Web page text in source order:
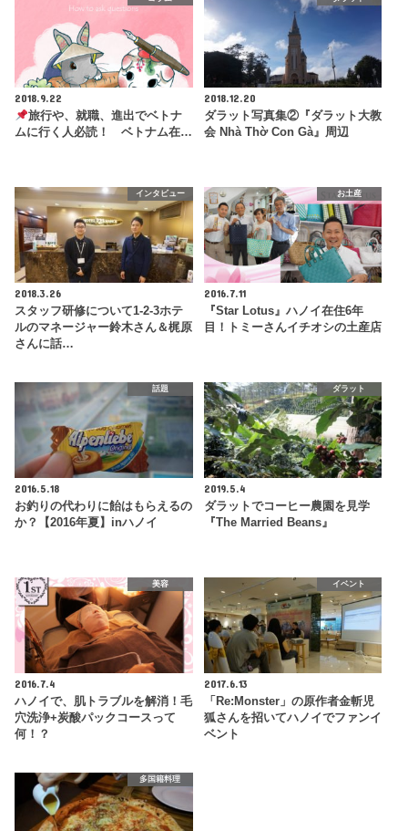
2018.9.22
旅行や、就職、進出でベトナ
ムに行く人必読！ ベトナム在…
2018.12.20
ダラット写真集②『ダラット大教
会 Nhà Thờ Con Gà』周辺
インタビュー
2018.3.26
スタッフ研修について1-2-3ホテ
ルのマネージャー鈴木さん＆梶原
さんに話…
お土産
2016.7.11
『Star Lotus』ハノイ在住6年
目！トミーさんイチオシの土産店
話題
2016.5.18
お釣りの代わりに飴はもらえるの
か？【2016年夏】inハノイ
ダラット
2019.5.4
ダラットでコーヒー農園を見学
『The Married Beans』
美容
2016.7.4
ハノイで、肌トラブルを解消！毛
穴洗浄+炭酸パックコースって
何！？
イベント
2017.6.13
「Re:Monster」の原作者金斬児
狐さんを招いてハノイでファンイ
ベント
多国籍料理